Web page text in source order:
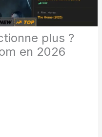
plus ?
en 2026